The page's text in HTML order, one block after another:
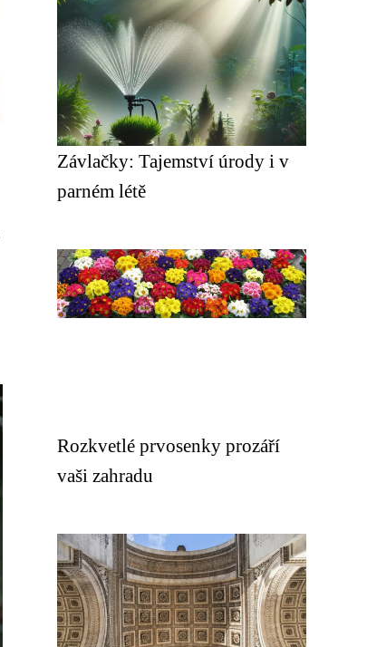
Závlačky: Tajemství úrody i v
parném létě
Rozkvetlé prvosenky prozáří
vaši zahradu